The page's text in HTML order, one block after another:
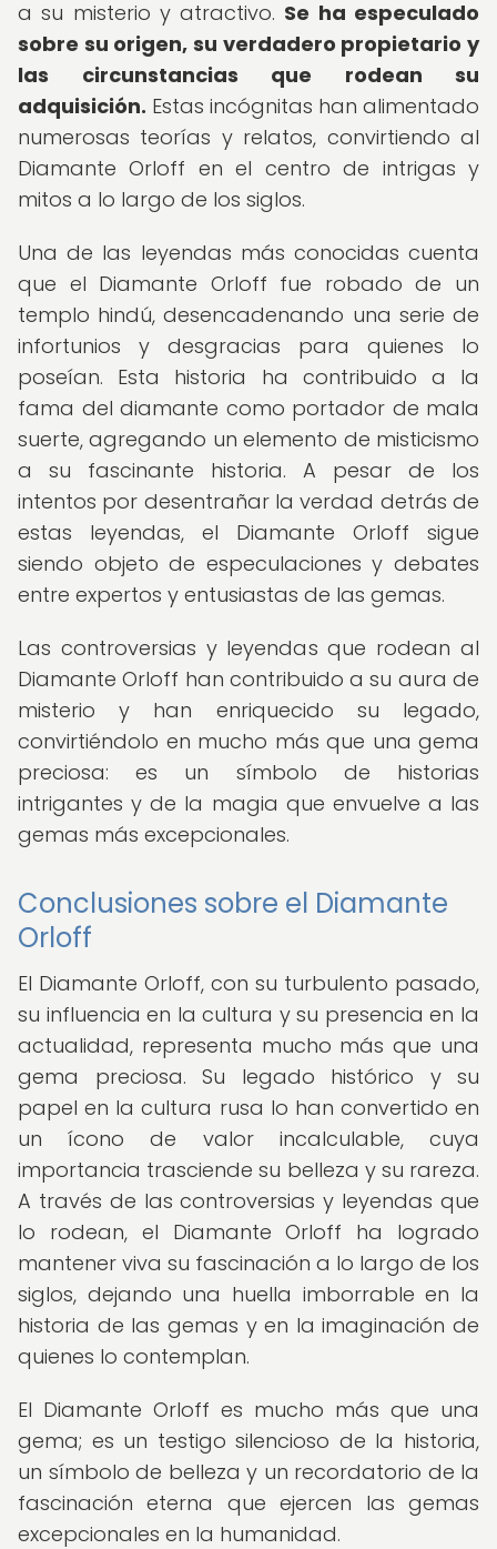
a su misterio y atractivo. Se ha especulado
sobre su origen, su verdadero propietario y
las circunstancias que rodean su
adquisición. Estas incógnitas han alimentado
numerosas teorías y relatos, convirtiendo al
Diamante Orloff en el centro de intrigas y
mitos a lo largo de los siglos.
Una de las leyendas más conocidas cuenta
que el Diamante Orloff fue robado de un
templo hindú, desencadenando una serie de
infortunios y desgracias para quienes lo
poseían. Esta historia ha contribuido a la
fama del diamante como portador de mala
suerte, agregando un elemento de misticismo
a su fascinante historia. A pesar de los
intentos por desentrañar la verdad detrás de
estas leyendas, el Diamante Orloff sigue
siendo objeto de especulaciones y debates
entre expertos y entusiastas de las gemas.
Las controversias y leyendas que rodean al
Diamante Orloff han contribuido a su aura de
misterio y han enriquecido su legado,
convirtiéndolo en mucho más que una gema
preciosa: es un símbolo de historias
intrigantes y de la magia que envuelve a las
gemas más excepcionales.
Conclusiones sobre el Diamante
Orloff
El Diamante Orloff, con su turbulento pasado,
su influencia en la cultura y su presencia en la
actualidad, representa mucho más que una
gema preciosa. Su legado histórico y su
papel en la cultura rusa lo han convertido en
un ícono de valor incalculable, cuya
importancia trasciende su belleza y su rareza.
A través de las controversias y leyendas que
lo rodean, el Diamante Orloff ha logrado
mantener viva su fascinación a lo largo de los
siglos, dejando una huella imborrable en la
historia de las gemas y en la imaginación de
quienes lo contemplan.
El Diamante Orloff es mucho más que una
gema; es un testigo silencioso de la historia,
un símbolo de belleza y un recordatorio de la
fascinación eterna que ejercen las gemas
excepcionales en la humanidad.